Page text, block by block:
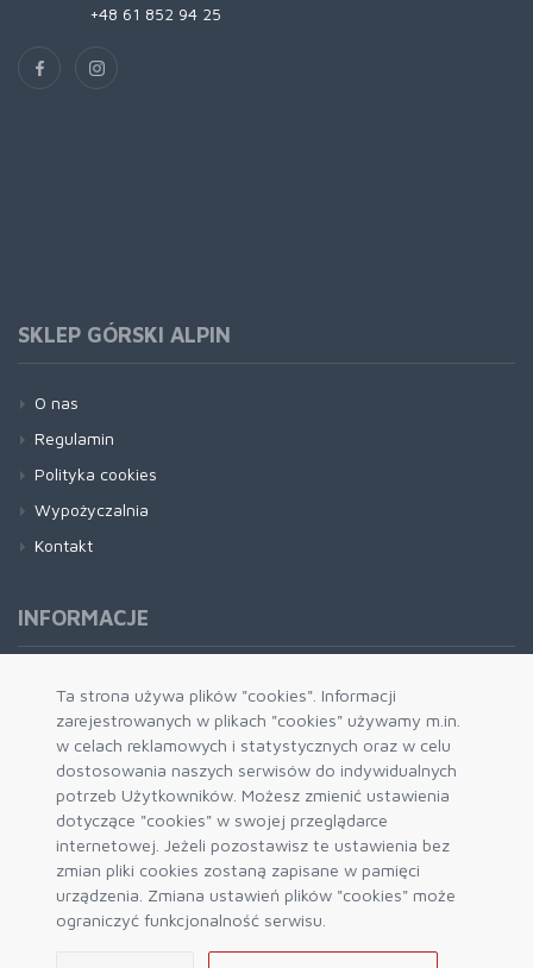
Ta strona używa plików "cookies". Informacji
zarejestrowanych w plikach "cookies" używamy m.in.
w celach reklamowych i statystycznych oraz w celu
dostosowania naszych serwisów do indywidualnych
potrzeb Użytkowników. Możesz zmienić ustawienia
dotyczące "cookies" w swojej przeglądarce
internetowej. Jeżeli pozostawisz te ustawienia bez
zmian pliki cookies zostaną zapisane w pamięci
urządzenia. Zmiana ustawień plików "cookies" może
ograniczyć funkcjonalność serwisu.
+48 61 852 94 25
SKLEP GÓRSKI ALPIN
O nas
Regulamin
Polityka cookies
Wypożyczalnia
Kontakt
INFORMACJE
Formy płatności
Dostawa i wysyłka
Zwrot i wymiana
System rabatowy
Kody rabatowe
Blog